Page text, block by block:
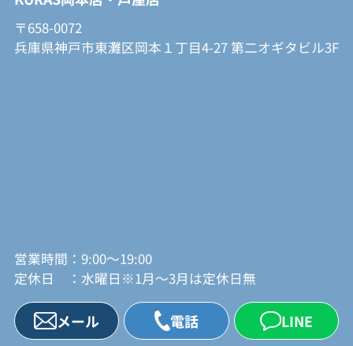
〒658-0072
兵庫県神戸市東灘区岡本１丁目4-27 第二オギタビル3F
営業時間：9:00～19:00
定休日 ：水曜日※1月～3月は定休日無
メール 電話 LINE